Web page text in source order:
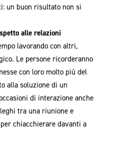
un buon risultato non si
alle relazioni
lavorando con altri,
Le persone ricorderanno
con loro molto più del
alla soluzione di un
di interazione anche
tra una riunione e
chiacchierare davanti a